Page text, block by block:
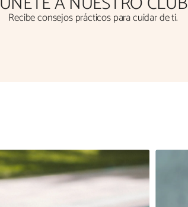
Recibe consejos prácticos para cuidar de ti.